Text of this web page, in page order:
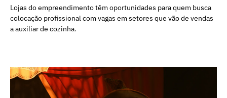
Lojas do empreendimento têm oportunidades para quem busca
colocação profissional com vagas em setores que vão de vendas
a auxiliar de cozinha.